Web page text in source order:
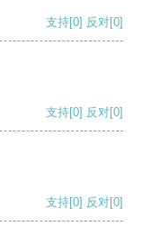
支持[0] 反对[0]
支持[0] 反对[0]
支持[0] 反对[0]